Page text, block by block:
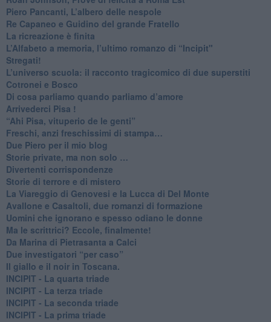
Piero Pancanti, L’albero delle nespole
Re Capaneo e Guidino del grande Fratello
La ricreazione è finita
​L’Alfabeto a memoria, l’ultimo romanzo di “Incipit"
​Stregati!
L’universo scuola: il racconto tragicomico di due superstiti
Cotronei e Bosco
Di cosa parliamo quando parliamo d’amore
Arrivederci Pisa !
​“Ahi Pisa, vituperio de le genti”
Freschi, anzi freschissimi di stampa…
​Due Piero per il mio blog
​Storie private, ma non solo …
Divertenti corrispondenze
Storie di terrore e di mistero
La Viareggio di Genovesi e la Lucca di Del Monte
Avallone e Casaltoli, due romanzi di formazione
​Uomini che ignorano e spesso odiano le donne
Ma le scrittrici? Eccole, finalmente!
Da Marina di Pietrasanta a Calci
​Due investigatori “per caso”
​Il giallo e il noir in Toscana.
INCIPIT - La quarta triade
INCIPIT - La terza triade
INCIPIT - La seconda triade
INCIPIT - La prima triade